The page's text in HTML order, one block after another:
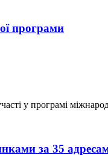
програми
у програмі
за 35